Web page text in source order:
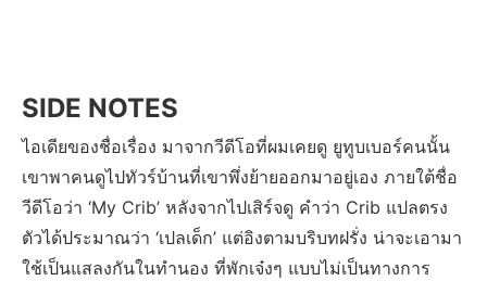
SIDE NOTES
ไอเดียของชื่อเรื่อง มาจากวีดีโอที่ผมเคยดู ยูทูบเบอร์คนนั้น
เขาพาคนดูไปทัวร์บ้านที่เขาพึ่งย้ายออกมาอยู่เอง ภายใต้ชื่อ
วีดีโอว่า ‘My Crib’ หลังจากไปเสิร์จดู คำว่า Crib แปลตรง
ตัวได้ประมาณว่า ‘เปลเด็ก’ แต่อิงตามบริบทฝรั่ง น่าจะเอามา
ใช้เป็นแสลงกันในทำนอง ที่พักเจ๋งๆ แบบไม่เป็นทางการ